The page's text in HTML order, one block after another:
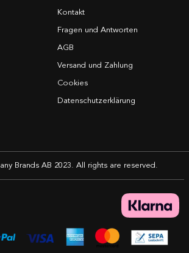
Kontakt
Fragen und Antworten
AGB
Versand und Zahlung
Cookies
Datenschutzerklärung
Brands AB 2023. All rights are reserved.